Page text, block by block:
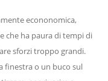
econonomica,
che ha paura di tempi di
sforzi troppo grandi.
finestra o un buco sul